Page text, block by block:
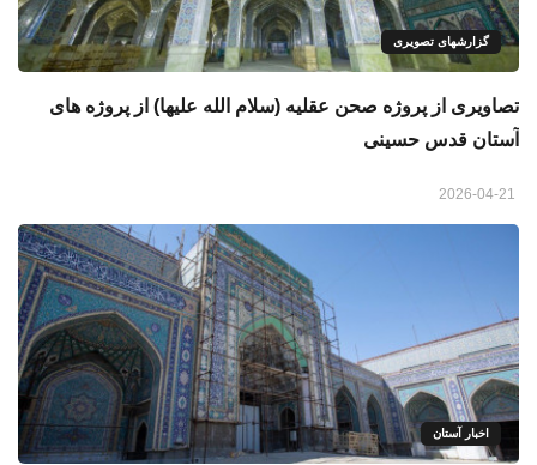
گزارشهای تصویری
تصاویری از پروژه صحن عقلیه (سلام الله علیها) از پروژه های
آستان قدس حسینی
اخبار آستان